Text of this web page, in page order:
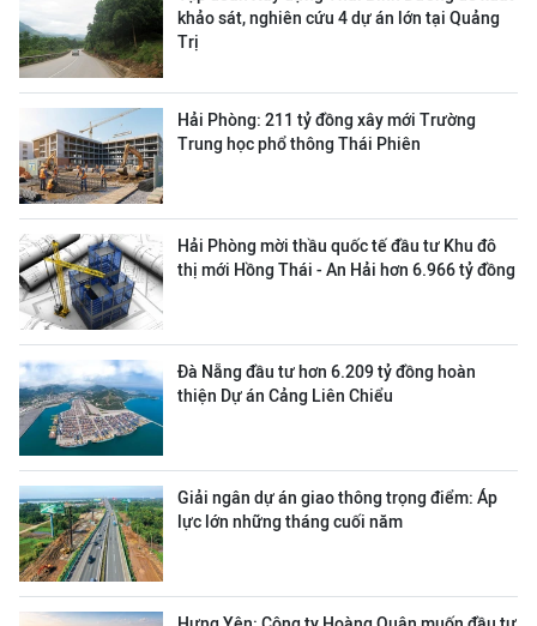
khảo sát, nghiên cứu 4 dự án lớn tại Quảng
Trị
Hải Phòng: 211 tỷ đồng xây mới Trường
Trung học phổ thông Thái Phiên
Hải Phòng mời thầu quốc tế đầu tư Khu đô
thị mới Hồng Thái - An Hải hơn 6.966 tỷ đồng
Đà Nẵng đầu tư hơn 6.209 tỷ đồng hoàn
thiện Dự án Cảng Liên Chiểu
Giải ngân dự án giao thông trọng điểm: Áp
lực lớn những tháng cuối năm